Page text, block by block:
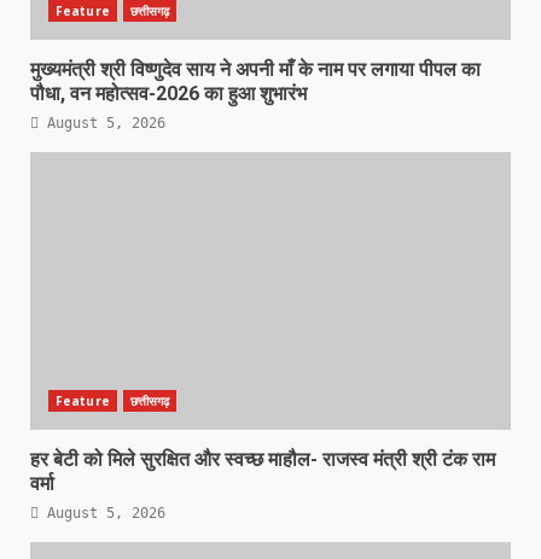
Feature छत्तीसगढ़
मुख्यमंत्री श्री विष्णुदेव साय ने अपनी माँ के नाम पर लगाया पीपल का
पौधा, वन महोत्सव-2026 का हुआ शुभारंभ
August 5, 2026
Feature छत्तीसगढ़
हर बेटी को मिले सुरक्षित और स्वच्छ माहौल- राजस्व मंत्री श्री टंक राम
वर्मा
August 5, 2026